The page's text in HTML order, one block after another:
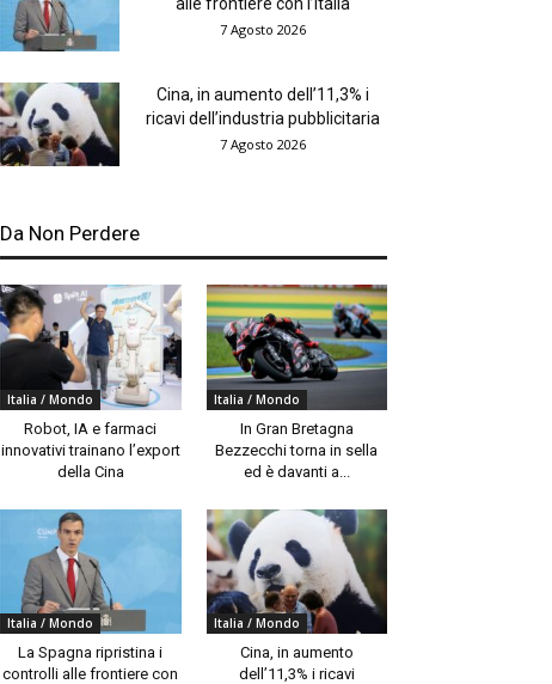
alle frontiere con l’Italia
7 Agosto 2026
Cina, in aumento dell’11,3% i
ricavi dell’industria pubblicitaria
7 Agosto 2026
Da Non Perdere
Italia / Mondo
Robot, IA e farmaci
innovativi trainano l’export
della Cina
Italia / Mondo
In Gran Bretagna
Bezzecchi torna in sella
ed è davanti a...
Italia / Mondo
La Spagna ripristina i
controlli alle frontiere con
Italia / Mondo
Cina, in aumento
dell’11,3% i ricavi